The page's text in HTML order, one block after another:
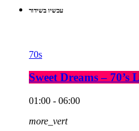
עכשיו בשידור
70s
Sweet Dreams – 70’s
01:00 - 06:00
more_vert